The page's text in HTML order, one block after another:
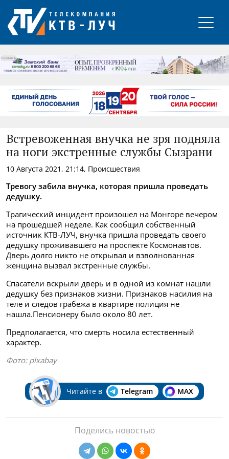
РЕКЛАМА
Встревоженная внучка не зря подняла
на ноги экстренные службы Сызрани
10 Августа 2021, 21:14, Происшествия
Тревогу забила внучка, которая пришла проведать
дедушку.
Трагический инцидент произошел на Монгоре вечером
на прошедшей неделе. Как сообщил собственный
источник КТВ-ЛУЧ, внучка пришла проведать своего
дедушку проживавшего на проспекте Космонавтов.
Дверь долго никто не открывал и взволнованная
женщина вызвал экстренные службы.
Спасатели вскрыли дверь и в одной из комнат нашли
дедушку без признаков жизни. Признаков насилия на
теле и следов грабежа в квартире полиция не
нашла.Пенсионеру было около 80 лет.
Предполагается, что смерть носила естественный
характер.
Фото: plxabay
Читайте в Telegram MAX
Поделись новостью